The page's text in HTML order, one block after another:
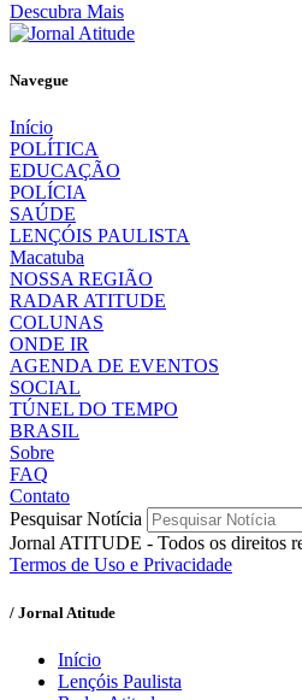
Descubra Mais
Navegue
Início
POLÍTICA
EDUCAÇÃO
POLÍCIA
SAÚDE
LENÇÓIS PAULISTA
Macatuba
NOSSA REGIÃO
RADAR ATITUDE
COLUNAS
ONDE IR
AGENDA DE EVENTOS
SOCIAL
TÚNEL DO TEMPO
BRASIL
Sobre
FAQ
Contato
Pesquisar Notícia
Jornal ATITUDE - Todos os direitos
Termos de Uso e Privacidade
/ Jornal Atitude
Início
Lençóis Paulista